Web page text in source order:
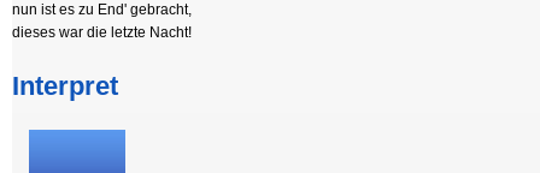
nun ist es zu End' gebracht,
dieses war die letzte Nacht!
Interpret